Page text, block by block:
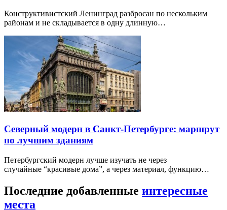
Конструктивистский Ленинград разбросан по нескольким
районам и не складывается в одну длинную…
Северный модерн в Санкт-Петербурге: маршрут
по лучшим зданиям
Петербургский модерн лучше изучать не через
случайные “красивые дома”, а через материал, функцию…
Последние добавленные интересные
места